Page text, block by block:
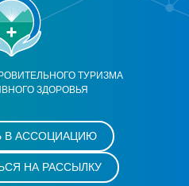
ТУРИЗМА
ЗДОРОВЬЯ
В АССОЦИАЦИЮ
НА РАССЫЛКУ